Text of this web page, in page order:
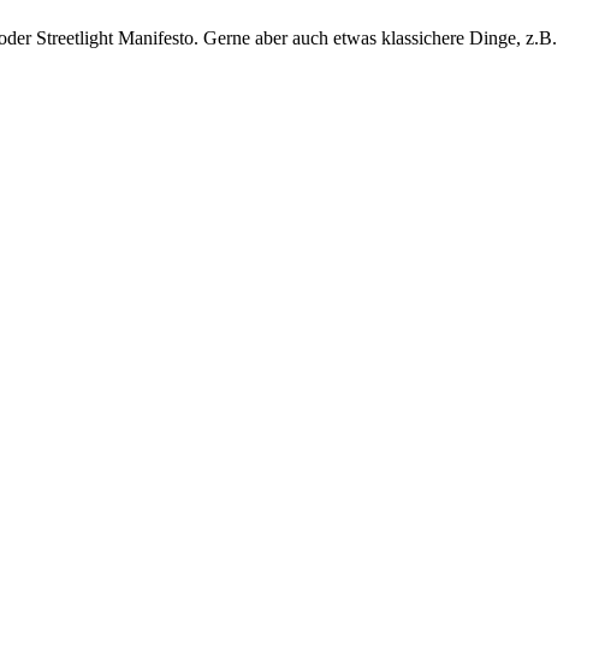
Streetlight Manifesto. Gerne aber auch etwas klassichere Dinge, z.B.